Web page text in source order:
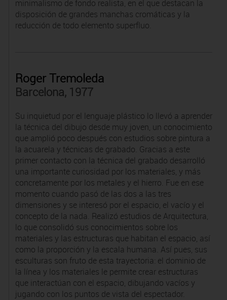
minimalismo de fondo realista, en el que destacan la
disposición de grandes manchas cromáticas y la
reducción de todo elemento superfluo.
Roger Tremoleda
Barcelona, 1977
Su inquietud por el lenguaje plástico lo llevó a aprender
la técnica del dibujo desde muy joven, un conocimiento
que amplió poco después con estudios sobre pintura a
la acuarela y técnicas de grabado. Gracias a este
primer contacto con la técnica del grabado desarrolló
una importante curiosidad por los materiales, y más
concretamente por los metales y el hierro. Fue en ese
momento cuando pasó de las dos a las tres
dimensiones y se interesó por el espacio, el vacío y el
concepto de la nada. Realizó estudios de Arquitectura,
lo que consolidó sus conocimientos sobre los
materiales y las estructuras que habitan el espacio, así
como la proporción y la escala humana. Así pues, sus
esculturas son fruto de esta trayectoria: el dominio de
la línea y los materiales le permite crear estructuras
que interactúan con el espacio, dibujando vacíos y
jugando con los puntos de vista del espectador.